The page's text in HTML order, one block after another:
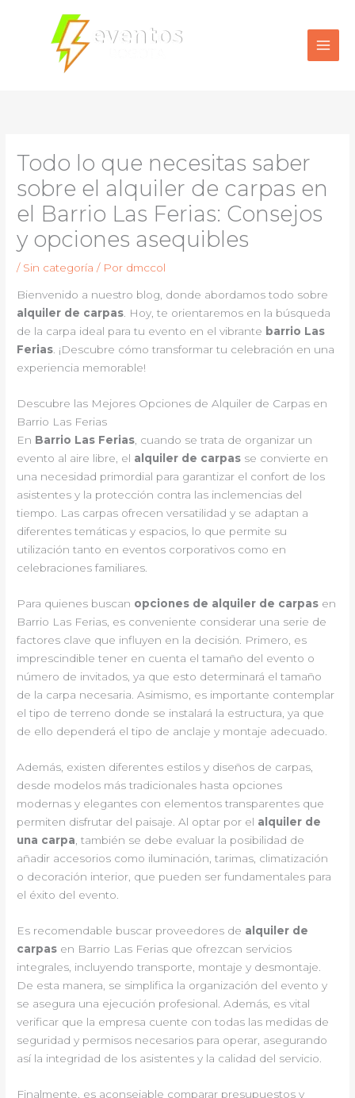
contenido
Todo lo que necesitas saber
sobre el alquiler de carpas en
el Barrio Las Ferias: Consejos
y opciones asequibles
/ Sin categoría / Por dmccol
Bienvenido a nuestro blog, donde abordamos todo sobre
alquiler de carpas. Hoy, te orientaremos en la búsqueda
de la carpa ideal para tu evento en el vibrante barrio Las
Ferias. ¡Descubre cómo transformar tu celebración en una
experiencia memorable!
Descubre las Mejores Opciones de Alquiler de Carpas en
Barrio Las Ferias
En Barrio Las Ferias , cuando se trata de organizar un
evento al aire libre, el alquiler de carpas se convierte en
una necesidad primordial para garantizar el confort de los
asistentes y la protección contra las inclemencias del
tiempo. Las carpas ofrecen versatilidad y se adaptan a
diferentes temáticas y espacios, lo que permite su
utilización tanto en eventos corporativos como en
celebraciones familiares.
Para quienes buscan opciones de alquiler de carpas en
Barrio Las Ferias, es conveniente considerar una serie de
factores clave que influyen en la decisión. Primero, es
imprescindible tener en cuenta el tamaño del evento o
número de invitados, ya que esto determinará el tamaño
de la carpa necesaria. Asimismo, es importante contemplar
el tipo de terreno donde se instalará la estructura, ya que
de ello dependerá el tipo de anclaje y montaje adecuado.
Además, existen diferentes estilos y diseños de carpas,
desde modelos más tradicionales hasta opciones
modernas y elegantes con elementos transparentes que
permiten disfrutar del paisaje. Al optar por el alquiler de
una carpa , también se debe evaluar la posibilidad de
añadir accesorios como iluminación, tarimas, climatización
o decoración interior, que pueden ser fundamentales para
el éxito del evento.
Es recomendable buscar proveedores de alquiler de
carpas en Barrio Las Ferias que ofrezcan servicios
integrales, incluyendo transporte, montaje y desmontaje.
De esta manera, se simplifica la organización del evento y
se asegura una ejecución profesional. Además, es vital
verificar que la empresa cuente con todas las medidas de
seguridad y permisos necesarios para operar, asegurando
así la integridad de los asistentes y la calidad del servicio.
Finalmente, es aconsejable comparar presupuestos y